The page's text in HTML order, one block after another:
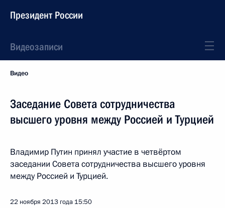
Президент России
Видеозаписи
Видео
Заседание Совета сотрудничества
высшего уровня между Россией и Турцией
Владимир Путин принял участие в четвёртом
заседании Совета сотрудничества высшего уровня
между Россией и Турцией.
22 ноября 2013 года 15:50